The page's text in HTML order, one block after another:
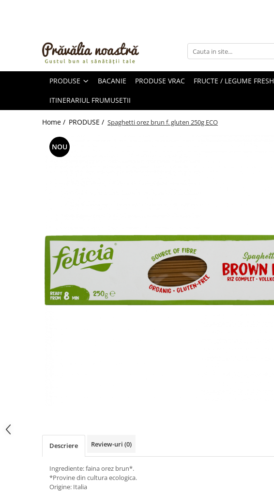
ULEIURI ȘI UNTURI
FRUCTE DESHIDRATATE
FRUCTE LA CONSERVĂ
OȚETURI ȘI SOSURI
CREME ȘI PASTE TARTINABILE
CONDIMENTE
CEAIURI GRECEȘTI
CIOCOLATĂ ȘI CACAO
HEALTHY SNACKS
SUPERALIMENTE
PRODUSE BACANIE PRODUSE VRAC FRUCTE / LEGUME FRESH
ITINERARIUL FRUMUSETII
Home / PRODUSE / Spaghetti orez brun f. gluten 250g ECO
NOU
Descriere Review-uri (0)
Ingrediente: faina orez brun*.
*Provine din cultura ecologica.
Origine: Italia